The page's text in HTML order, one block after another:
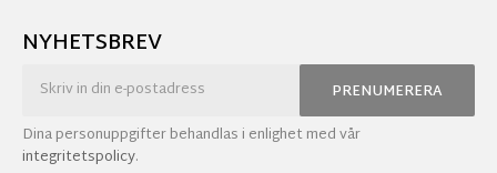
NYHETSBREV
PRENUMERERA
Dina personuppgifter behandlas i enlighet med vår
integritetspolicy.